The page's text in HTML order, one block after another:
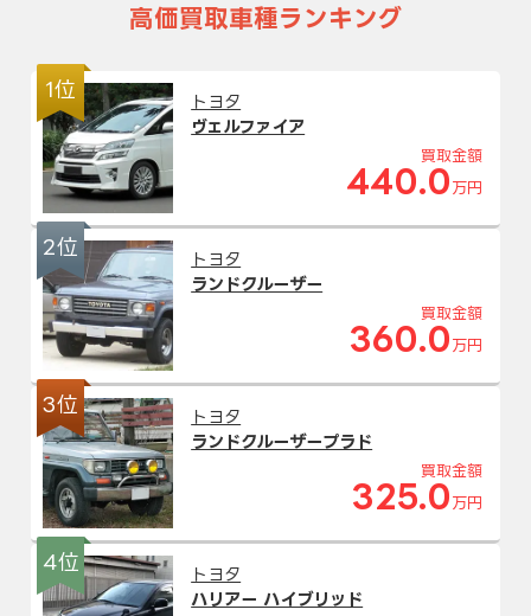
高価買取車種ランキング
1位
トヨタ
ヴェルファイア
買取金額
440.0 万円
2位
トヨタ
ランドクルーザー
買取金額
360.0 万円
3位
トヨタ
ランドクルーザープラド
買取金額
325.0 万円
4位
トヨタ
ハリアー ハイブリッド